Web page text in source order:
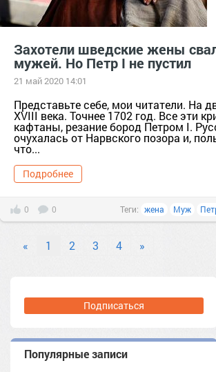
Захотели шведские жены
мужей. Но Петр I не пустил
21 май 2020 14:01
Представьте себе, мои читатели. На
XVIII века. Точнее 1702 год. Все эти
кафтаны, резание бород Петром I.
очухалась от Нарвского позора и,
что...
Подробнее
0 0 Теги: жена Муж
« 1 2 3 4 »
Подписаться
Популярные записи